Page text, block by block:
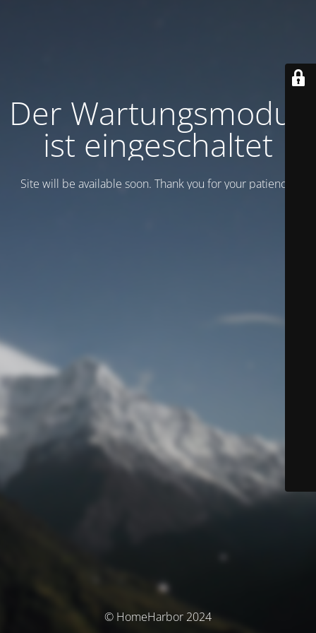
Der Wartungsmodus
ist eingeschaltet
Site will be available soon. Thank you for your patience!
© HomeHarbor 2024